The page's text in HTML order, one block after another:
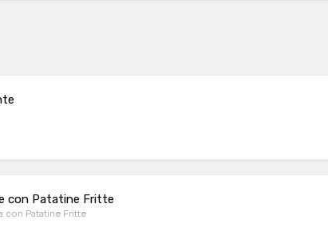
con Patatine Fritte
con Patatine Fritte